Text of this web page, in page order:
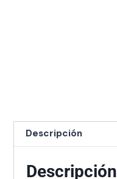
Descripción
Descripción